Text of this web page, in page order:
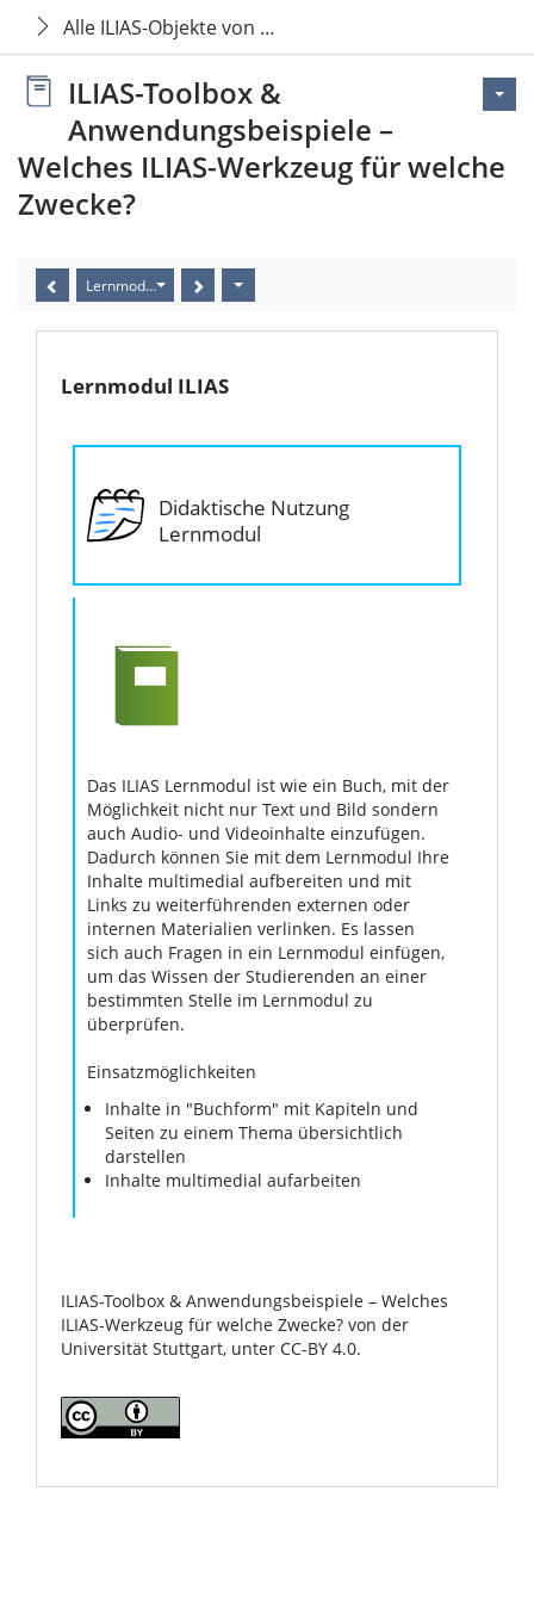
Alle ILIAS-Objekte von A - Z
ILIAS-Toolbox &
Anwendungsbeispiele –
Welches ILIAS-Werkzeug für welche
Zwecke?
Lernmodul ILIAS
Lernmodul ILIAS
Didaktische Nutzung
Lernmodul
Das ILIAS Lernmodul ist wie ein Buch, mit der
Möglichkeit nicht nur Text und Bild sondern
auch Audio- und Videoinhalte einzufügen.
Dadurch können Sie mit dem Lernmodul Ihre
Inhalte multimedial aufbereiten und mit
Links zu weiterführenden externen oder
internen Materialien verlinken. Es lassen
sich auch Fragen in ein Lernmodul einfügen,
um das Wissen der Studierenden an einer
bestimmten Stelle im Lernmodul zu
überprüfen.
Einsatzmöglichkeiten
Inhalte in "Buchform" mit Kapiteln und
Seiten zu einem Thema übersichtlich
darstellen
Inhalte multimedial aufarbeiten
ILIAS-Toolbox & Anwendungsbeispiele – Welches
ILIAS-Werkzeug für welche Zwecke? von der
Universität Stuttgart, unter CC-BY 4.0.